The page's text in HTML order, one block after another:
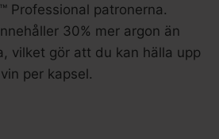
Professional patronerna.
30% mer argon än
vilket gör att du kan hälla upp
per kapsel.